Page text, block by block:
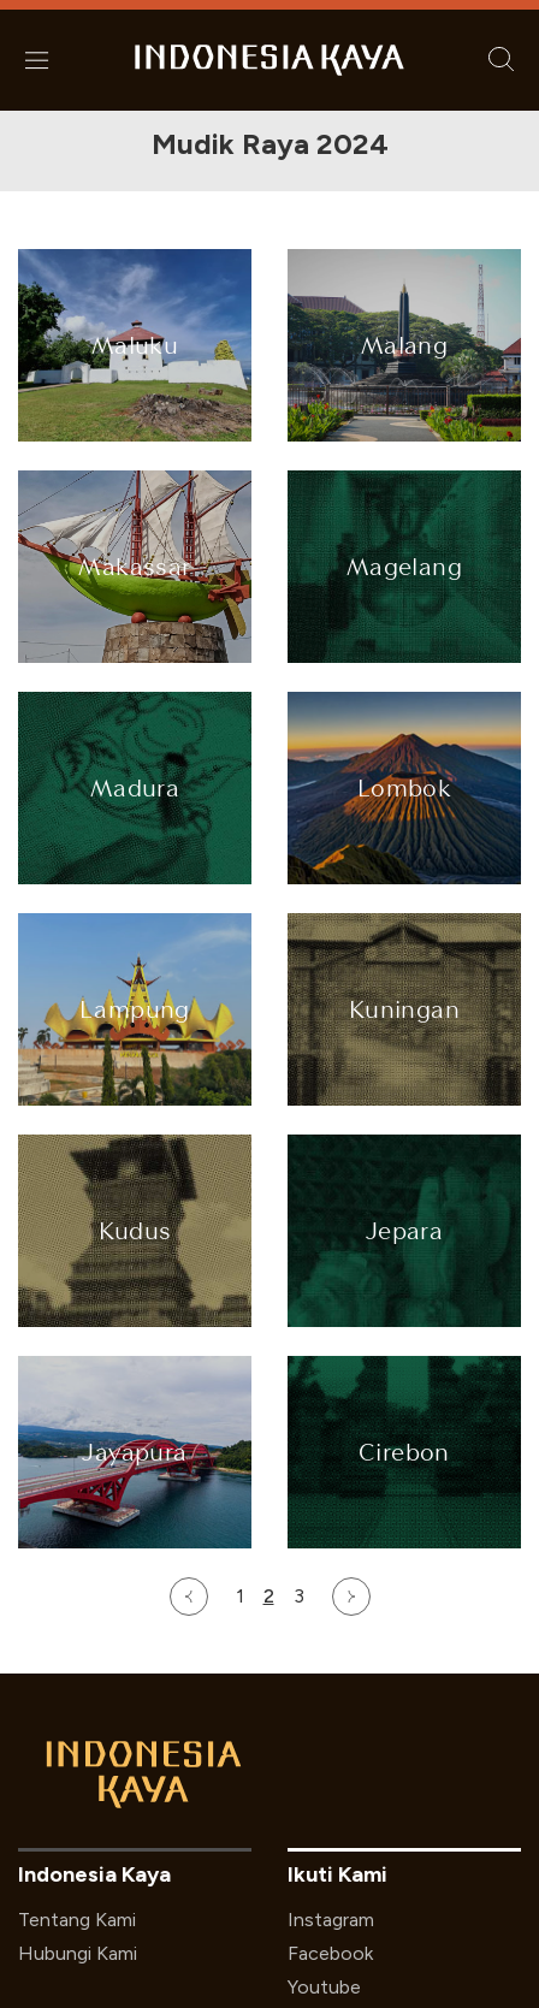
Mudik Raya 2024
Maluku Malang
Makassar Magelang
Madura Lombok
Lampung Kuningan
Kudus Jepara
Jayapura Cirebon
1 2 3
Indonesia Kaya
Tentang Kami
Hubungi Kami
Ikuti Kami
Instagram
Facebook
Youtube